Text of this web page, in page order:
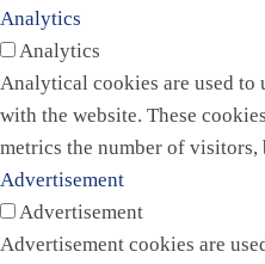
Analytics
Analytics
Analytical cookies are used
with the website. These
metrics the number of visitors,
Advertisement
Advertisement
Advertisement cookies are